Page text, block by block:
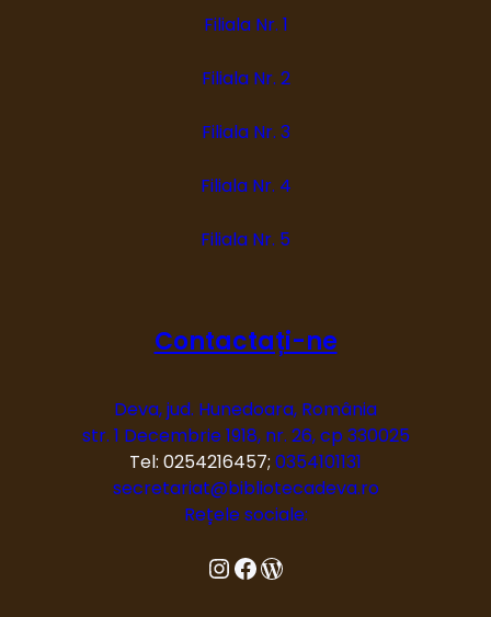
Filiala Nr. 1
Filiala Nr. 2
Filiala Nr. 3
Filiala Nr. 4
Filiala Nr. 5
Contactați-ne
Deva, jud. Hunedoara, România
str. 1 Decembrie 1918, nr. 26, cp 330025
Tel: 0254216457; 0354101131
secretariat@bibliotecadeva.ro
Rețele sociale:
InstagramFacebook Blog